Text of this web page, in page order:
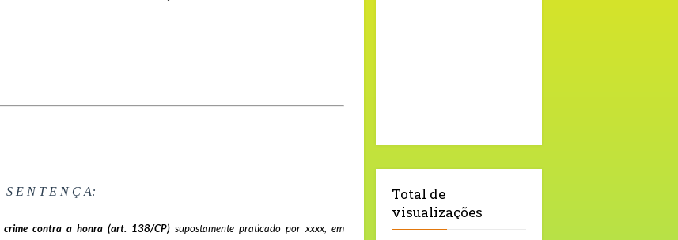
S E N T E N Ç A:
crime contra a honra (art. 138/CP) supostamente praticado por xxxx, em
Total de
visualizações